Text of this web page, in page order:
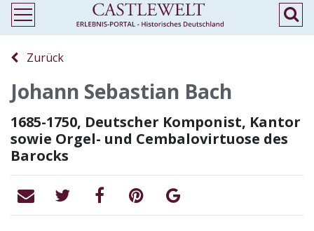
Zurück
Johann Sebastian Bach
1685-1750, Deutscher Komponist, Kantor
sowie Orgel- und Cembalovirtuose des
Barocks